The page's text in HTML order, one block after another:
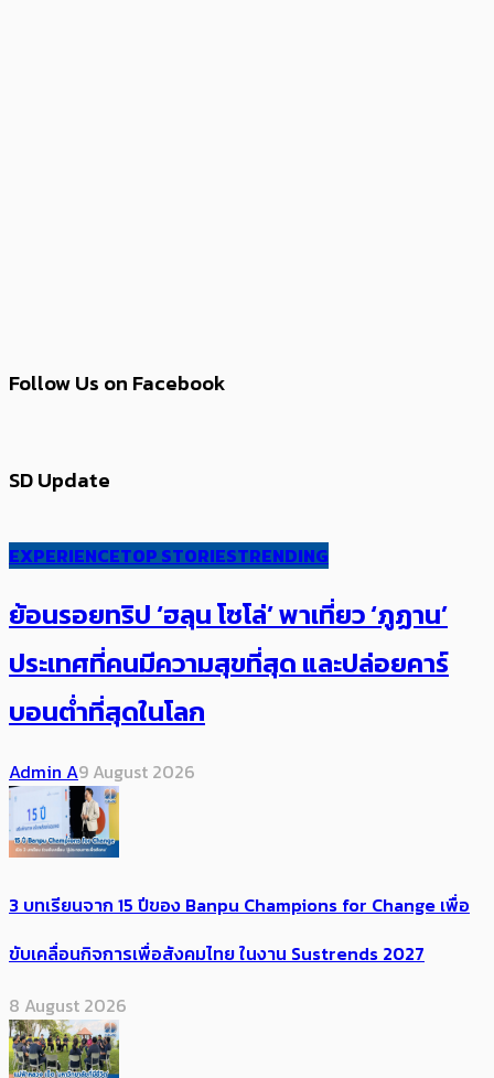
Follow Us on Facebook
SD Update
EXPERIENCETOP STORIESTRENDING
ย้อนรอยทริป ‘ฮลุน โซโล่’ ​​พาเที่ยว ‘ภูฏาน’
ประเทศ​ที่คน​มีความสุข​ที่สุด​​ และปล่อยคาร์​
บอนต่ำที่สุดในโลก
Admin A9 August 2026
3 บทเรียนจาก 15 ปีของ Banpu Champions for Change เพื่อ
ขับเคลื่อนกิจการเพื่อสังคมไทย ในงาน Sustrends 2027
8 August 2026